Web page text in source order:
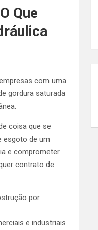
Que
com uma
gordura saturada
coisa que se
esgoto de um
e comprometer
contrato de
por
e industriais